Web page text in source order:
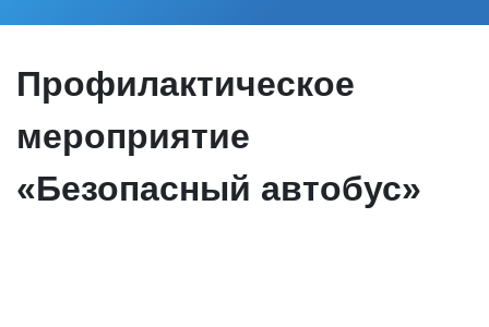
Профилактическое
мероприятие
«Безопасный автобус»